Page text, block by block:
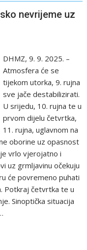
nevrijeme uz
DHMZ, 9. 9. 2025. –
Atmosfera će se
tijekom utorka, 9. rujna
sve jače destabilizirati.
U srijedu, 10. rujna te u
prvom dijelu četvrtka,
11. rujna, uglavnom na
oborine uz opasnost
vrlo vjerojatno i
uz grmljavinu očekuju
će povremeno puhati
Potkraj četvrtka te u
Sinoptička situacija